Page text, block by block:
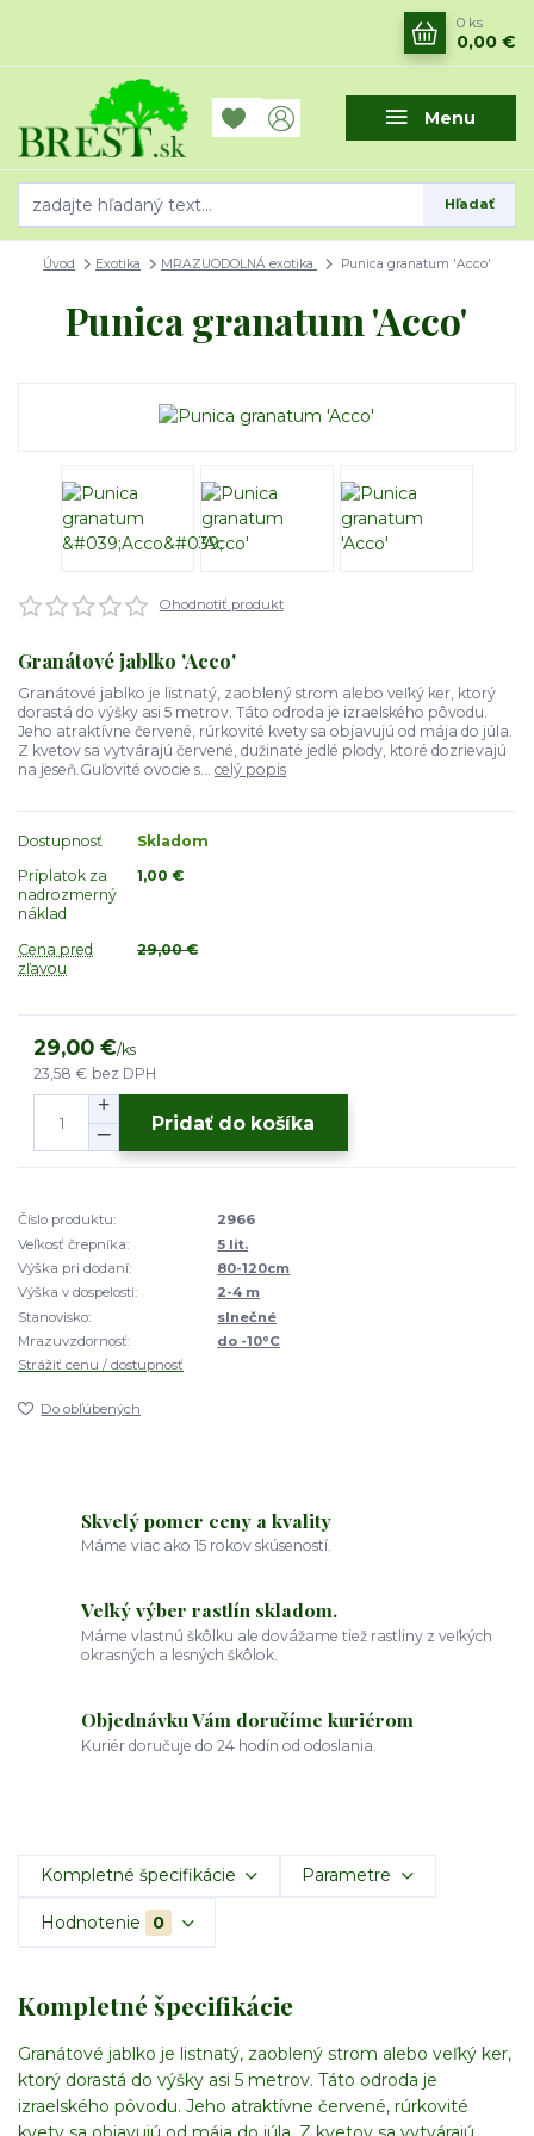
Menu
Hľadať
0 ks
0,00 €
Úvod Exotika MRAZUODOLNÁ exotika Punica granatum 'Acco'
Punica granatum 'Acco'
Ohodnotiť produkt
Granátové jablko 'Acco'
Granátové jablko je listnatý, zaoblený strom alebo veľký ker, ktorý
dorastá do výšky asi 5 metrov. Táto odroda je izraelského pôvodu.
Jeho atraktívne červené, rúrkovité kvety sa objavujú od mája do júla.
Z kvetov sa vytvárajú červené, dužinaté jedlé plody, ktoré dozrievajú
na jeseň.Guľovité ovocie s... celý popis
Dostupnosť
Skladom
Príplatok za
nadrozmerný
náklad
1,00 €
Cena pred
zľavou
29,00 €
29,00 €/ks
23,58 € bez DPH
Pridať do košíka
Číslo produktu:
2966
Veľkosť črepníka:
5 lit.
Výška pri dodaní:
80-120cm
Výška v dospelosti:
2-4 m
Stanovisko:
slnečné
Mrazuvzdornosť:
do -10°C
Strážiť cenu / dostupnosť
Do obľúbených
Skvelý pomer ceny a kvality
Máme viac ako 15 rokov skúseností.
Veľký výber rastlín skladom.
Máme vlastnú škôlku ale dovážame tiež rastliny z veľkých
okrasných a lesných škôlok.
Objednávku Vám doručíme kuriérom
Kuriér doručuje do 24 hodín od odoslania.
Kompletné špecifikácie Parametre
Hodnotenie 0
Kompletné špecifikácie
Granátové jablko je listnatý, zaoblený strom alebo veľký ker,
ktorý dorastá do výšky asi 5 metrov. Táto odroda je
izraelského pôvodu. Jeho atraktívne červené, rúrkovité